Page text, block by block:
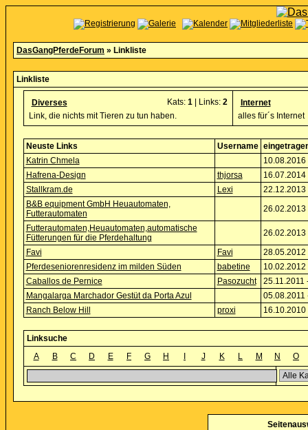
DasGangPferdeForum » Linkliste
Linkliste
Diverses Kats: 1| Links: 2
Link, die nichts mit Tieren zu tun haben.
Internet
alles für´s Internet
Neuste Links Username
Katrin Chmela
10.08.2016
Hafrena-Design
thjorsa
16.07.2014
Stallkram.de
Lexi
22.12.2013
B&B equipment GmbH Heuautomaten,
Futterautomaten
26.02.2013
Futterautomaten,Heuautomaten,automatische
Fütterungen für die Pferdehaltung
26.02.2013
Favi
Favi
28.05.2012
Pferdeseniorenresidenz im milden Süden
babetine
10.02.2012
Caballos de Pernice
Pasozucht
25.11.2011
Mangalarga Marchador Gestüt da Porta Azul
05.08.2011
Ranch Below Hill
proxi 16.10.2010
Linksuche
A
B C D E F G H J K L M N O